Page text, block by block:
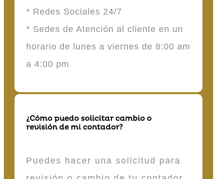
* Redes Sociales 24/7
* Sedes de Atención al cliente en un
horario de lunes a viernes de 8:00 am
a 4:00 pm
¿Cómo puedo solicitar cambio o
revisión de mi contador?
Puedes hacer una solicitud para